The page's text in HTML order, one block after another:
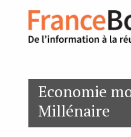
Economie
Millénaire